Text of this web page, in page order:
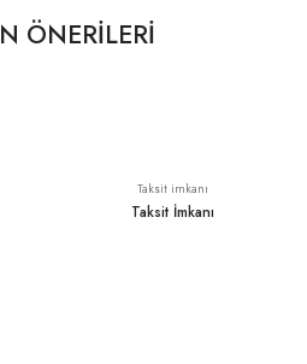
ÖNERİLERİ
Taksit imkanı
Taksit İmkanı